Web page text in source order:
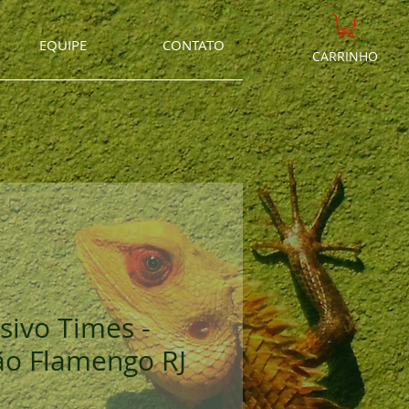
CARRINHO
EQUIPE CONTATO
Times -
Flamengo RJ